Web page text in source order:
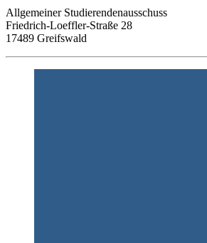
Allgemeiner Studierendenausschuss
Friedrich-Loeffler-Straße 28
17489 Greifswald